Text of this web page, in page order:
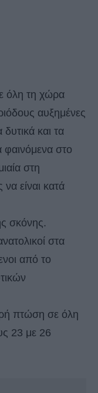
όλη τη χώρα
αυξημένες
και τα
φαινόμενα στο
στη
είναι κατά
σκόνης.
στα
από το
πτώση σε όλη
23 με 26